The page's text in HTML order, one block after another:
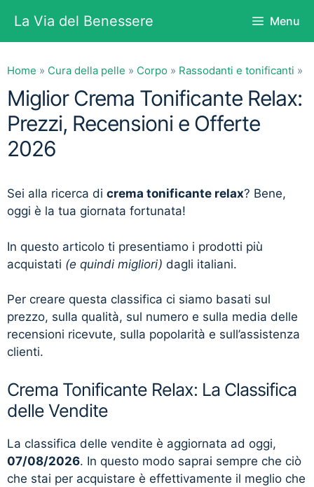
contenuto
La Via del Benessere Menu
Home » Cura della pelle » Corpo » Rassodanti e tonificanti »
Miglior Crema Tonificante Relax:
Prezzi, Recensioni e Offerte
2026
Sei alla ricerca di crema tonificante relax? Bene,
oggi è la tua giornata fortunata!
In questo articolo ti presentiamo i prodotti più
acquistati (e quindi migliori) dagli italiani.
Per creare questa classifica ci siamo basati sul
prezzo, sulla qualità, sul numero e sulla media delle
recensioni ricevute, sulla popolarità e sull’assistenza
clienti.
Crema Tonificante Relax: La Classifica
delle Vendite
La classifica delle vendite è aggiornata ad oggi,
07/08/2026. In questo modo saprai sempre che ciò
che stai per acquistare è effettivamente il meglio che